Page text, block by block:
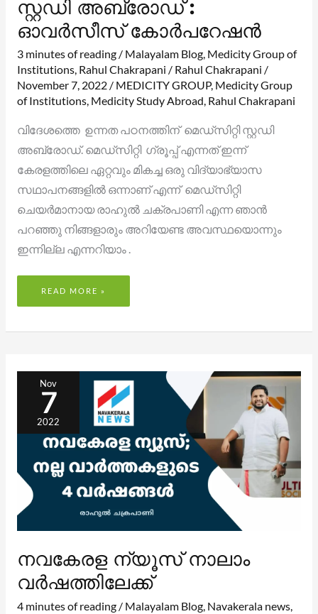
സ്റ്റഡി അബ്രോഡ് :
ഓവർസീസ് കോർപറേഷൻ
3 minutes of reading/ Malayalam Blog, Medicity Group of
Institutions, Rahul Chakrapani / Rahul Chakrapani /
November 7, 2022 / MEDICITY GROUP, Medicity Group
of Institutions, Medicity Study Abroad, Rahul Chakrapani
വിദേശത്തെ ഉന്നത പഠനത്തിന് മെഡ്‌സിറ്റി സ്റ്റഡി
അബ്രോഡ്. മെഡ്‌സിറ്റി ഗ്രൂപ്പ് എന്നത് ഇന്ന്
കേരളത്തിലെ ഏറ്റവും മികച്ച ഒരു വിദ്യാഭ്യാസ
സഥാപനങ്ങളിൽ ഒന്നാണ് എന്ന് മെഡ്‌സിറ്റി
ചെയർമാനായ രാഹുൽ ചക്രപാണി എന്ന ഞാൻ
പറഞ്ഞു നിങ്ങളാരും അറിയേണ്ട അവസ്ഥയൊന്നും
ഇന്നില്ല എന്നറിയാം .
READ MORE »
Nov
7
2022
നവകേരള ന്യൂസ് നാലാം
വർഷത്തിലേക്ക്
4 minutes of reading/ Malayalam Blog, Navakerala news,
നവകേരള
ന്യൂസ്
നാലാം
വർഷത്തിലേക്ക്